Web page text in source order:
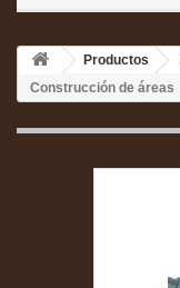
Productos
Construcción de áreas